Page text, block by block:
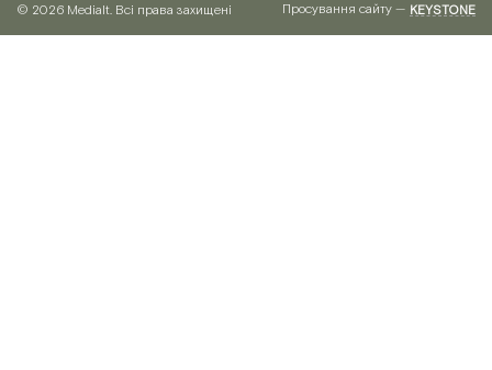
© 2026 Medialt. Всі права захищені Просування сайту — KEYSTONE